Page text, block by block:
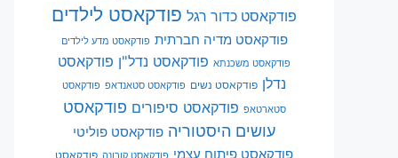
פודקאסט כדור רגל פודקאסט לילדים
פודקאסט מדיה חברתית פודקאסט מדע לילדים
פודקאסט משכנתא פודקאסט נדל"ן פודקאסט
נדלן פודקאסט נשים פודקאסט סטאנדאפ פודקאסט
סטארטאפ פודקאסט סיפורים פודקאסט
עושים היסטוריה פודקאסט פוליטי
פודקאסט פיתוח עצמי פודקאסט קורונה פודקאסט